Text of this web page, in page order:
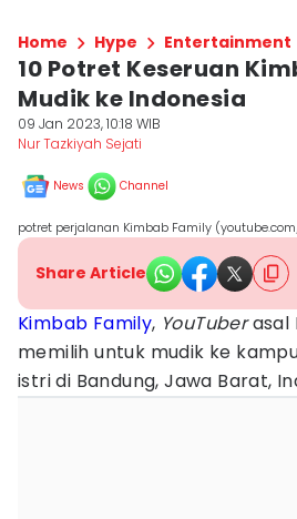
Home Hype Entertainment
10 Potret Keseruan
Mudik ke Indonesia
09 Jan 2023, 10:18 WIB
Nur Tazkiyah Sejati
News Channel
potret perjalanan Kimbab Family
Share Article
Kimbab Family, YouTuberasal
memilih untuk mudik ke
istri di Bandung, Jawa Barat,